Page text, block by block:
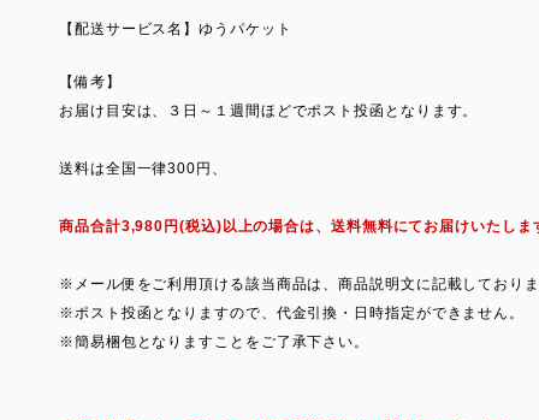
【配送サービス名】ゆうパケット
【備考】
お届け目安は、３日～１週間ほどでポスト投函となります。
送料は全国一律300円、
商品合計3,980円(税込)以上の場合は、送料無料にてお届けいたしま
※メール便をご利用頂ける該当商品は、商品説明文に記載しており
※ポスト投函となりますので、代金引換・日時指定ができません。
※簡易梱包となりますことをご了承下さい。